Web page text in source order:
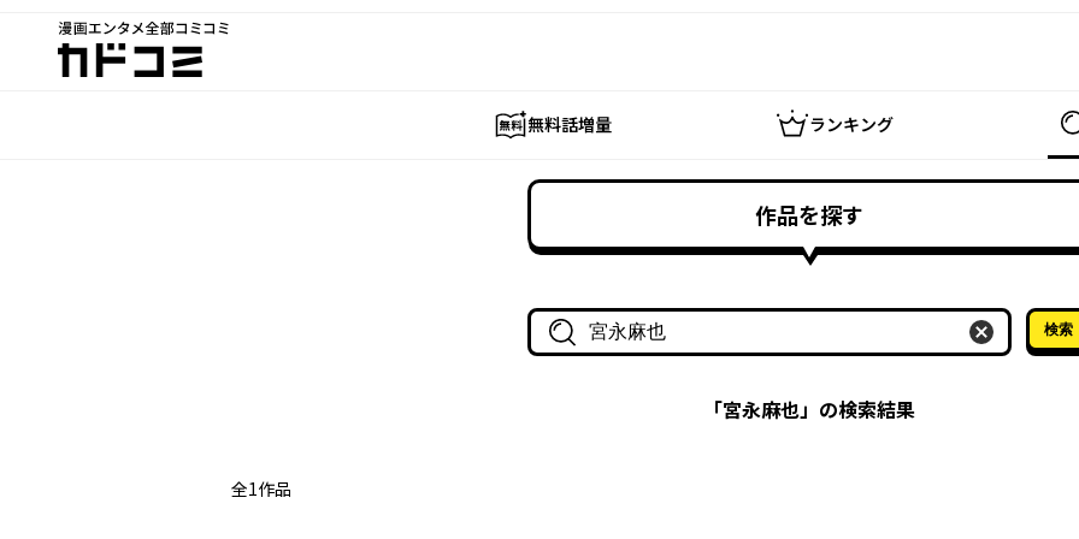
漫画エンタメ全部コミコミ
カドコミ
無料話増量 ランキング
作品を探す
作品名・作家名で探す
検索
「宮永麻也」の検索結果
全1作品